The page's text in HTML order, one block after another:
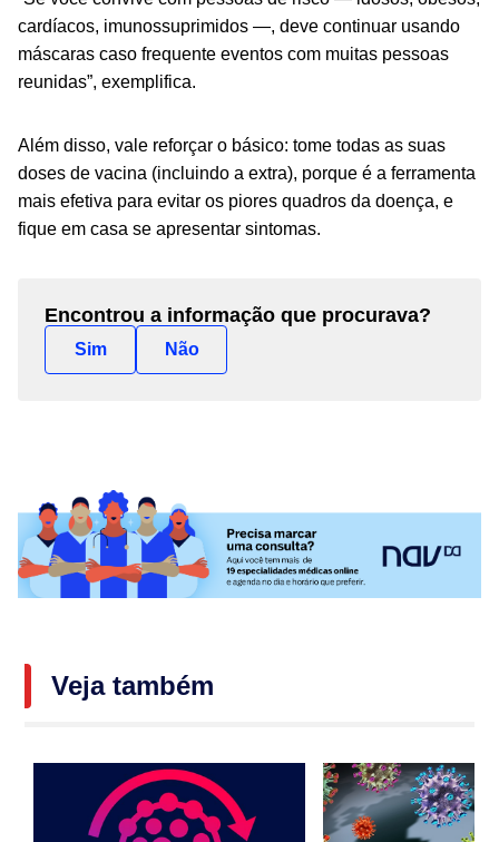
cardíacos, imunossuprimidos —, deve continuar usando
máscaras caso frequente eventos com muitas pessoas
reunidas”, exemplifica.
Além disso, vale reforçar o básico: tome todas as suas
doses de vacina (incluindo a extra), porque é a ferramenta
mais efetiva para evitar os piores quadros da doença, e
fique em casa se apresentar sintomas.
Encontrou a informação que procurava?
Sim Não
Veja também